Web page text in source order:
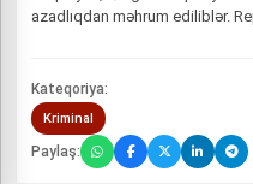
azadlıqdan məhrum ediliblər.
Kateqoriya:
Kriminal
Paylaş: